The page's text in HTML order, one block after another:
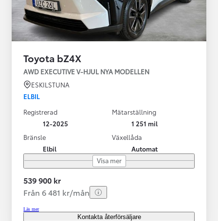
Toyota bZ4X
AWD EXECUTIVE V-HJUL NYA MODELLEN
ESKILSTUNA
ELBIL
Registrerad
12-2025
Mätarställning
1 251 mil
Bränsle
Elbil
Växellåda
Automat
Visa mer
539 900 kr
Från 6 481 kr/mån
Läs mer
Kontakta återförsäljare